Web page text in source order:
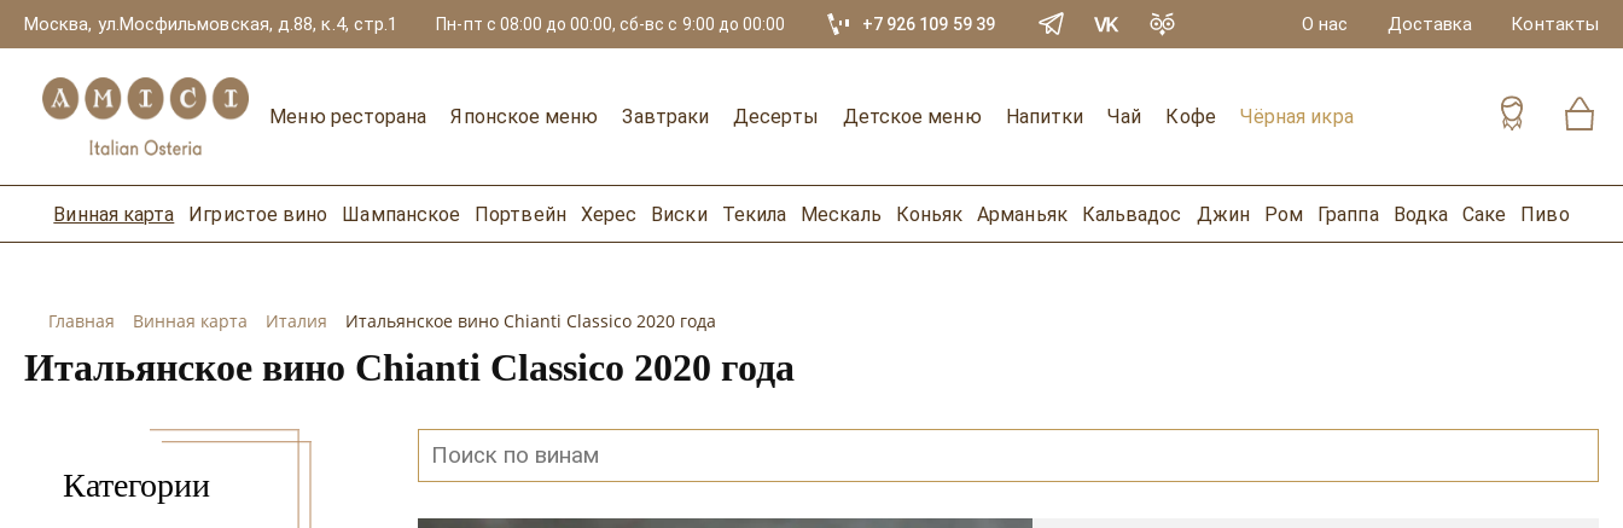
Москва, ул.Мосфильмовская, д.88, к.4, стр.1 Пн-пт с 08:00 до 00:00, сб-вс с 9:00 до 00:00 +7 926 109 59 39 О нас Доставка Контакты
Меню ресторана Японское меню Завтраки Десерты Детское меню Напитки Чай Кофе Чёрная икра
Винная карта Игристое вино Шампанское Портвейн Херес Виски Текила Мескаль Коньяк Арманьяк Кальвадос Джин Ром Граппа Водка Саке Пиво
Главная Винная карта Италия Итальянское вино Chianti Classico 2020 года
Итальянское вино Chianti Classico 2020 года
Категории